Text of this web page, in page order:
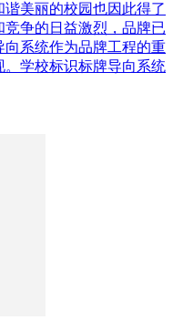
美丽的校园也因此得了
争的日益激烈，品牌已
向系统作为品牌工程的重
学校标识标牌导向系统